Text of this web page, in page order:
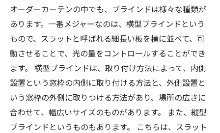
オーダーカーテンの中でも、ブラインドは様々な種類が
あります。一番メジャーなのは、横型ブラインドという
もので、スラットと呼ばれる細長い板を横に並べて、可
動させることで、光の量をコントロールすることができ
ます。 横型ブラインドは、取り付け方法によって、内側
設置という窓枠の内側に取り付ける方法と、外側設置と
いう窓枠の外側に取りつける方法があり、場所の広さに
合わせて、幅広いサイズのものがあります。 また、縦型
ブラインドというものもあります。 こちらは、スラット